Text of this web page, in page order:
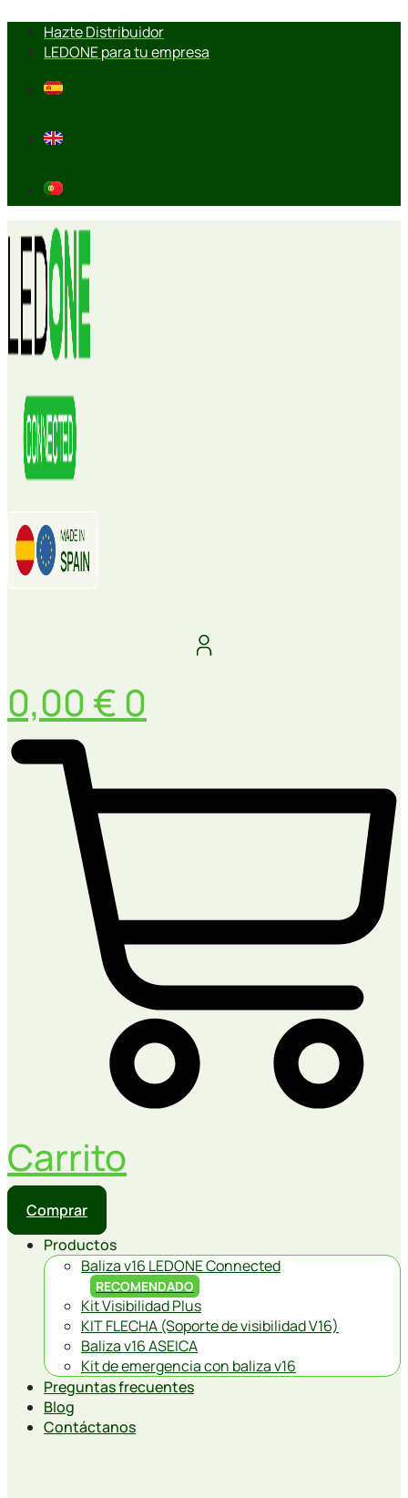
contenido
Hazte Distribuidor
LEDONE para tu empresa
0,00 € 0
Carrito
Comprar
Productos
Baliza v16 LEDONE Connected
RECOMENDADO
Kit Visibilidad Plus
KIT FLECHA (Soporte de visibilidad V16)
Baliza v16 ASEICA
Kit de emergencia con baliza v16
Preguntas frecuentes
Blog
Contáctanos